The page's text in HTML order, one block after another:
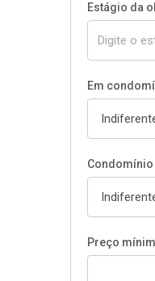
Estágio da
Em
Condomínio
Preço